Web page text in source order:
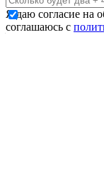
Я даю согласие на
соглашаюсь с